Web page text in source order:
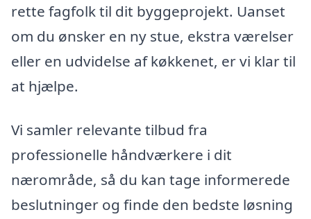
rette fagfolk til dit byggeprojekt. Uanset
om du ønsker en ny stue, ekstra værelser
eller en udvidelse af køkkenet, er vi klar til
at hjælpe.
Vi samler relevante tilbud fra
professionelle håndværkere i dit
nærområde, så du kan tage informerede
beslutninger og finde den bedste løsning